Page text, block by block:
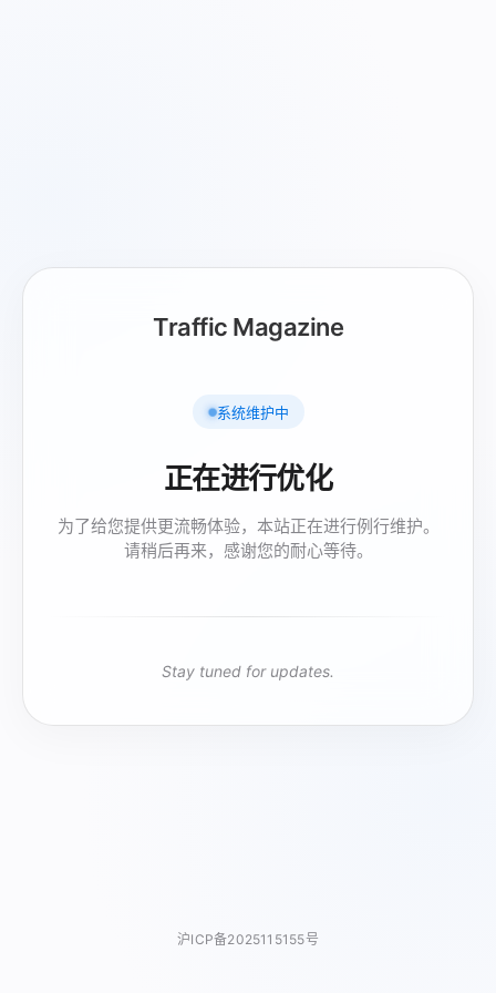
Traffic Magazine
系统维护中
正在进行优化
为了给您提供更流畅体验，本站正在进行例行维护。
请稍后再来，感谢您的耐心等待。
Stay tuned for updates.
沪ICP备2025115155号